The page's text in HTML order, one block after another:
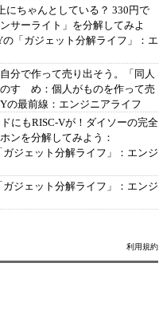
にちゃんとしている？ 330円で
サーライト」を分解してみよ
の「ガジェット分解ライフ」：エ
分で作って売り出そう。「同人
すゝめ：個人がものを作って売
の最前線：エンジニアライフ
にもRISC-Vが！ダイソーの完全
ンを分解してみよう：
ガジェット分解ライフ」：エンジ
ガジェット分解ライフ」：エンジ
利用規約